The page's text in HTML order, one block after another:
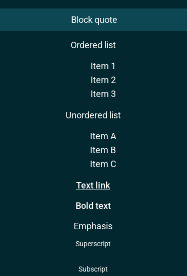
Block quote
Ordered list
Item 1
Item 2
Item 3
Unordered list
Item A
Item B
Item C
Text link
Bold text
Emphasis
Superscript
Subscript